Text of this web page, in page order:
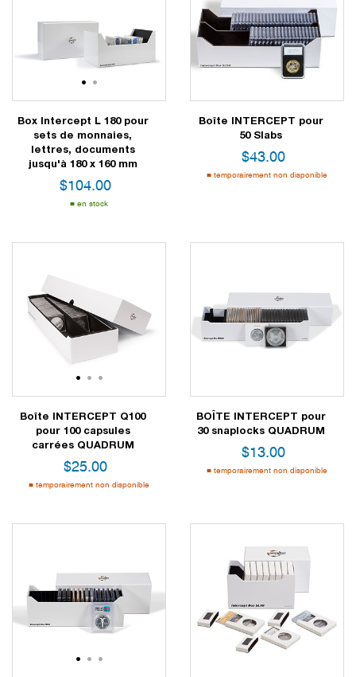
1 2
Box Intercept L 180 pour
sets de monnaies,
lettres, documents
jusqu'à 180 x 160 mm
$104.00
en stock
Boîte INTERCEPT pour
50 Slabs
$43.00
temporairement non disponible
1 2 3
Boîte INTERCEPT Q100
pour 100 capsules
carrées QUADRUM
$25.00
temporairement non disponible
BOÎTE INTERCEPT pour
30 snaplocks QUADRUM
$13.00
temporairement non disponible
1 2 3